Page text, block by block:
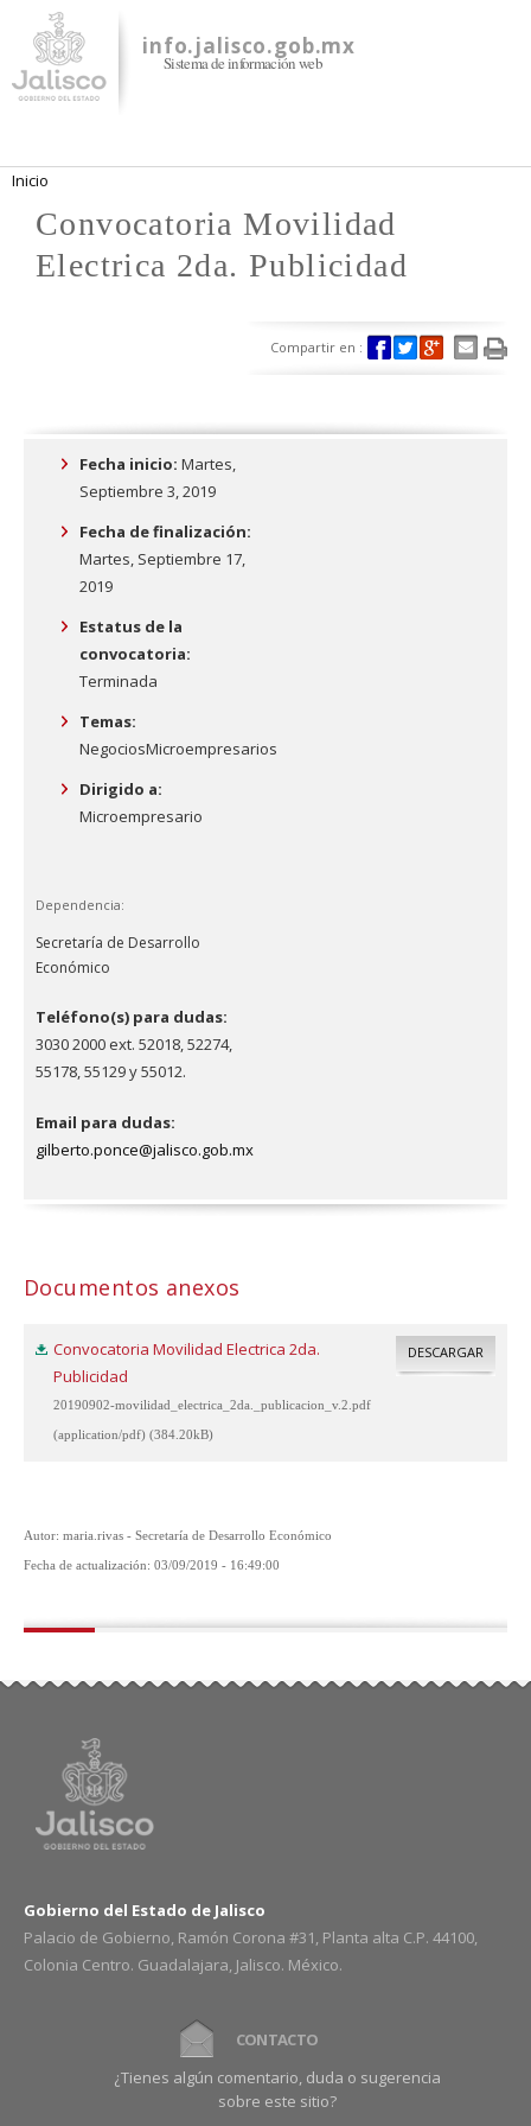
contenido
principal
info.jalisco.gob.mx
Sistema de información web
Se encuentra usted aquí
Inicio
Convocatoria Movilidad
Electrica 2da. Publicidad
Compartir en :
Fecha inicio: Martes,
Septiembre 3, 2019
Fecha de finalización:
Martes, Septiembre 17,
2019
Estatus de la
convocatoria:
Terminada
Temas:
NegociosMicroempresarios
Dirigido a:
Microempresario
Dependencia:
Secretaría de Desarrollo
Económico
Teléfono(s) para dudas:
3030 2000 ext. 52018, 52274,
55178, 55129 y 55012.
Email para dudas:
gilberto.ponce@jalisco.gob.mx
Documentos anexos
Convocatoria Movilidad Electrica 2da.
Publicidad
20190902-movilidad_electrica_2da._publicacion_v.2.pdf
(application/pdf) (384.20kB)
DESCARGAR
Autor: maria.rivas - Secretaría de Desarrollo Económico
Fecha de actualización: 03/09/2019 - 16:49:00
Gobierno del Estado de Jalisco
Palacio de Gobierno, Ramón Corona #31, Planta alta C.P. 44100,
Colonia Centro. Guadalajara, Jalisco. México.
CONTACTO
¿Tienes algún comentario, duda o sugerencia
sobre este sitio?